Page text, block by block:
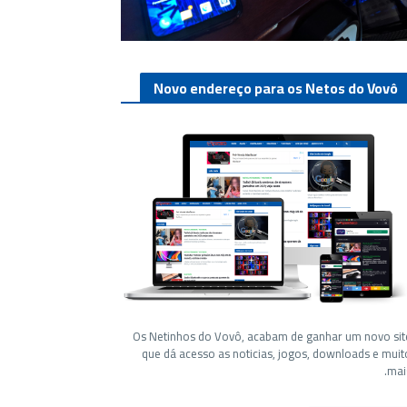
Novo endereço para os Netos do Vovô
Os Netinhos do Vovô, acabam de ganhar um novo
que dá acesso as noticias, jogos, downloads e